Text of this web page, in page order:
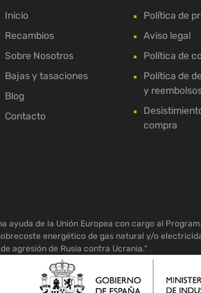
Inicio
Recambios
Sobre Nosotros
Bajas y tasaciones
Blog
Contacto
Política de
Aviso legal
Política de
Política de
y
compra
ayuda de la Unión Europea con cargo al
energético de gas natural y/o
agresión de Rusia contra Ucrania."